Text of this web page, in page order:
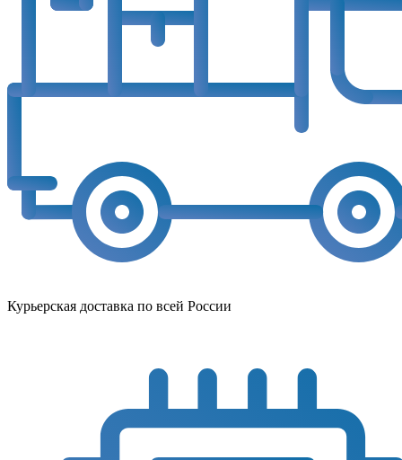
Курьерская доставка по всей России